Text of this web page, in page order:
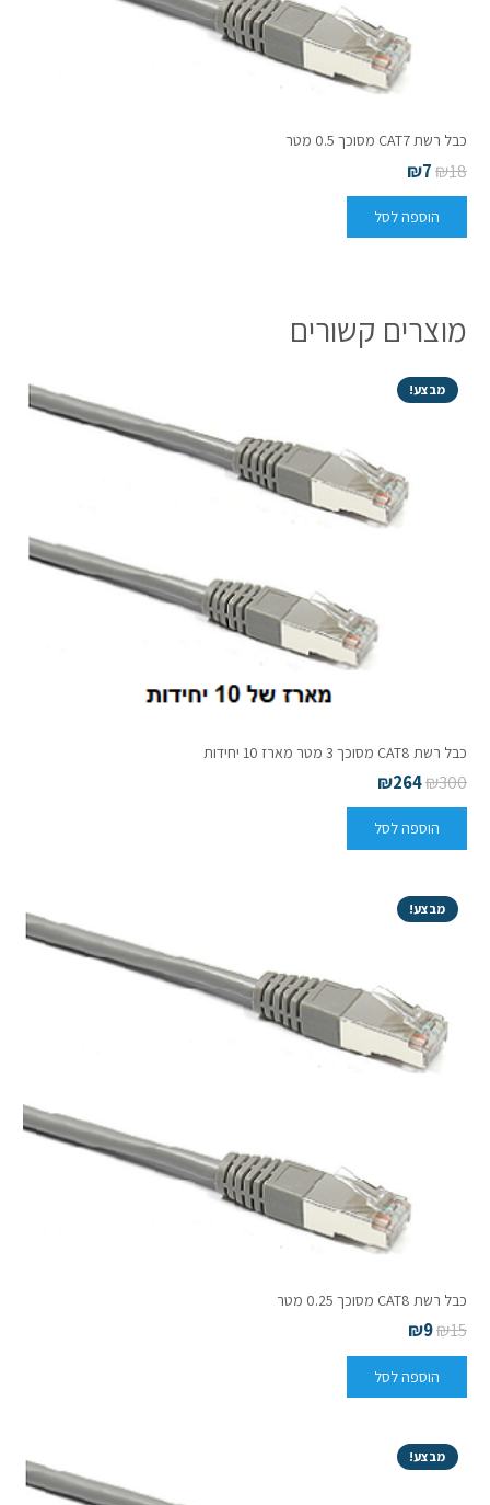
כבל רשת CAT7 מסוכך 0.5 מטר
₪18
₪7
הוספה לסל
מוצרים קשורים
מבצע!
כבל רשת CAT8 מסוכך 3 מטר מארז 10 יחידות
₪300
₪264
הוספה לסל
מבצע!
כבל רשת CAT8 מסוכך 0.25 מטר
₪15
₪9
הוספה לסל
מבצע!